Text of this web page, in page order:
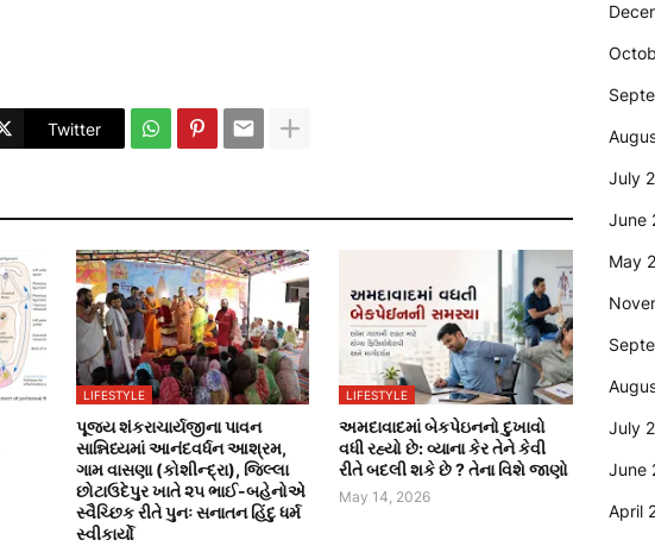
Twitter
LIFESTYLE
પૂજ્ય શંકરાચાર્યજીના પાવન
સાન્નિધ્યમાં આનંદવર્ધન આશ્રમ,
ગામ વાસણા (કોશીન્દ્રા), જિલ્લા
છોટાઉદેપુર ખાતે ૨૫ ભાઈ-બહેનોએ
સ્વૈચ્છિક રીતે પુનઃ સનાતન હિંદુ ધર્મ
સ્વીકાર્યો
LIFESTYLE
અમદાવાદમાં બેકપેઇનનો દુખાવો
વધી રહ્યો છે: વ્યાના કેર તેને કેવી
રીતે બદલી શકે છે ? તેના વિશે જાણો
May 14, 2026
July
June
May
July
June
April